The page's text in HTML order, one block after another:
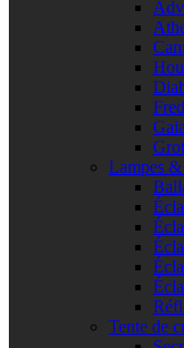
Lampes
Tente de